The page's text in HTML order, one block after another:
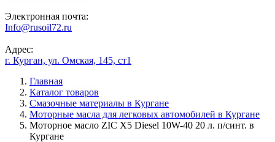
Электронная почта:
Info@rusoil72.ru
Адрес:
г. Курган, ул. Омская, 145, ст1
Главная
Каталог товаров
Смазочные материалы в Кургане
Моторные масла для легковых автомобилей в Кургане
Моторное масло ZIC X5 Diesel 10W-40 20 л. п/синт. в
Кургане